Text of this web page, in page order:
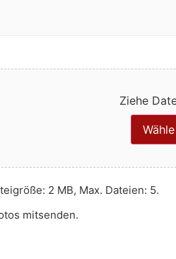
Ziehe
2 MB, Max. Dateien: 5.
mitsenden.